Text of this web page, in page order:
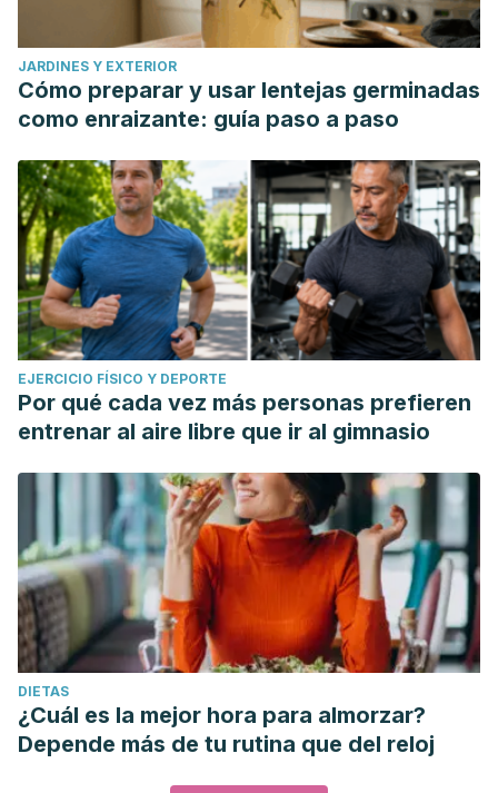
JARDINES Y EXTERIOR
Cómo preparar y usar lentejas germinadas
como enraizante: guía paso a paso
EJERCICIO FÍSICO Y DEPORTE
Por qué cada vez más personas prefieren
entrenar al aire libre que ir al gimnasio
DIETAS
¿Cuál es la mejor hora para almorzar?
Depende más de tu rutina que del reloj